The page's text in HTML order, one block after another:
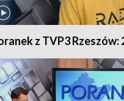
z TVP3 Rzeszów: